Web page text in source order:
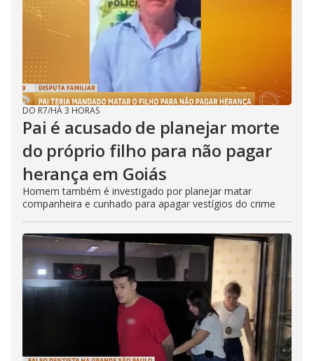
DO R7/HÁ 3 HORAS
Pai é acusado de planejar morte
do próprio filho para não pagar
herança em Goiás
Homem também é investigado por planejar matar
companheira e cunhado para apagar vestígios do crime